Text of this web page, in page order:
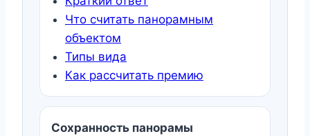
Что считать панорамным
объектом
Типы вида
Как рассчитать премию
Сохранность панорамы